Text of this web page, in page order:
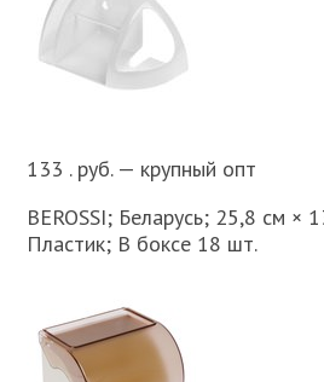
133 . руб. — крупный опт
BEROSSI; Беларусь; 25,8 см ×
Пластик; В боксе 18 шт.